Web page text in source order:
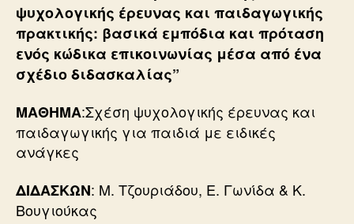
ψυχολογικής έρευνας και παιδαγωγικής
πρακτικής: βασικά εμπόδια και πρόταση
ενός κώδικα επικοινωνίας μέσα από ένα
σχέδιο διδασκαλίας”
ΜΑΘΗΜΑ:Σχέση ψυχολογικής έρευνας και
παιδαγωγικής για παιδιά με ειδικές
ανάγκες
ΔΙΔΑΣΚΩΝ: Μ. Τζουριάδου, Ε. Γωνίδα & Κ.
Βουγιούκας